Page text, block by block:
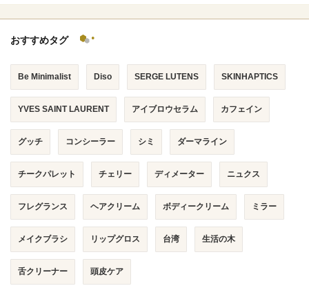
おすすめタグ
Be Minimalist Diso SERGE LUTENS SKINHAPTICS
YVES SAINT LAURENT アイブロウセラム カフェイン
グッチ コンシーラー シミ ダーマライン
チークパレット チェリー ディメーター ニュクス
フレグランス ヘアクリーム ボディークリーム ミラー
メイクブラシ リップグロス 台湾 生活の木
舌クリーナー 頭皮ケア